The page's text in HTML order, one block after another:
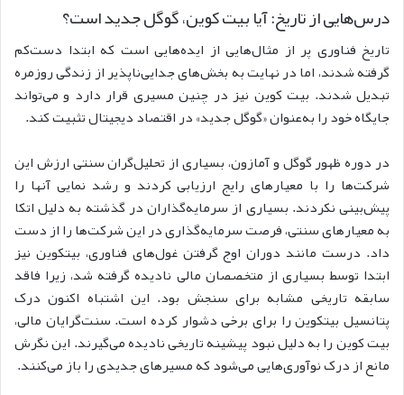
درس‌هایی از تاریخ: آیا بیت کوین، گوگل جدید است؟
تاریخ فناوری پر از مثال‌هایی از ایده‌هایی است که ابتدا دست‌کم
گرفته شدند، اما در نهایت به بخش‌های جدایی‌ناپذیر از زندگی روزمره
تبدیل شدند. بیت کوین نیز در چنین مسیری قرار دارد و می‌تواند
جایگاه خود را به‌عنوان «گوگل جدید» در اقتصاد دیجیتال تثبیت کند.
در دوره ظهور گوگل و آمازون، بسیاری از تحلیل‌گران سنتی ارزش این
شرکت‌ها را با معیارهای رایج ارزیابی کردند و رشد نمایی آنها را
پیش‌بینی نکردند. بسیاری از سرمایه‌گذاران در گذشته به دلیل اتکا
به معیارهای سنتی، فرصت سرمایه‌گذاری در این شرکت‌ها را از دست
داد. درست مانند دوران اوج گرفتن غول‌های فناوری، بیتکوین نیز
ابتدا توسط بسیاری از متخصصان مالی نادیده گرفته شد، زیرا فاقد
سابقه تاریخی مشابه برای سنجش بود. این اشتباه اکنون درک
پتانسیل بیتکوین را برای برخی دشوار کرده است. سنت‌گرایان مالی،
بیت کوین را به دلیل نبود پیشینه تاریخی نادیده می‌گیرند. این نگرش
مانع از درک نوآوری‌هایی می‌شود که مسیرهای جدیدی را باز می‌کنند.